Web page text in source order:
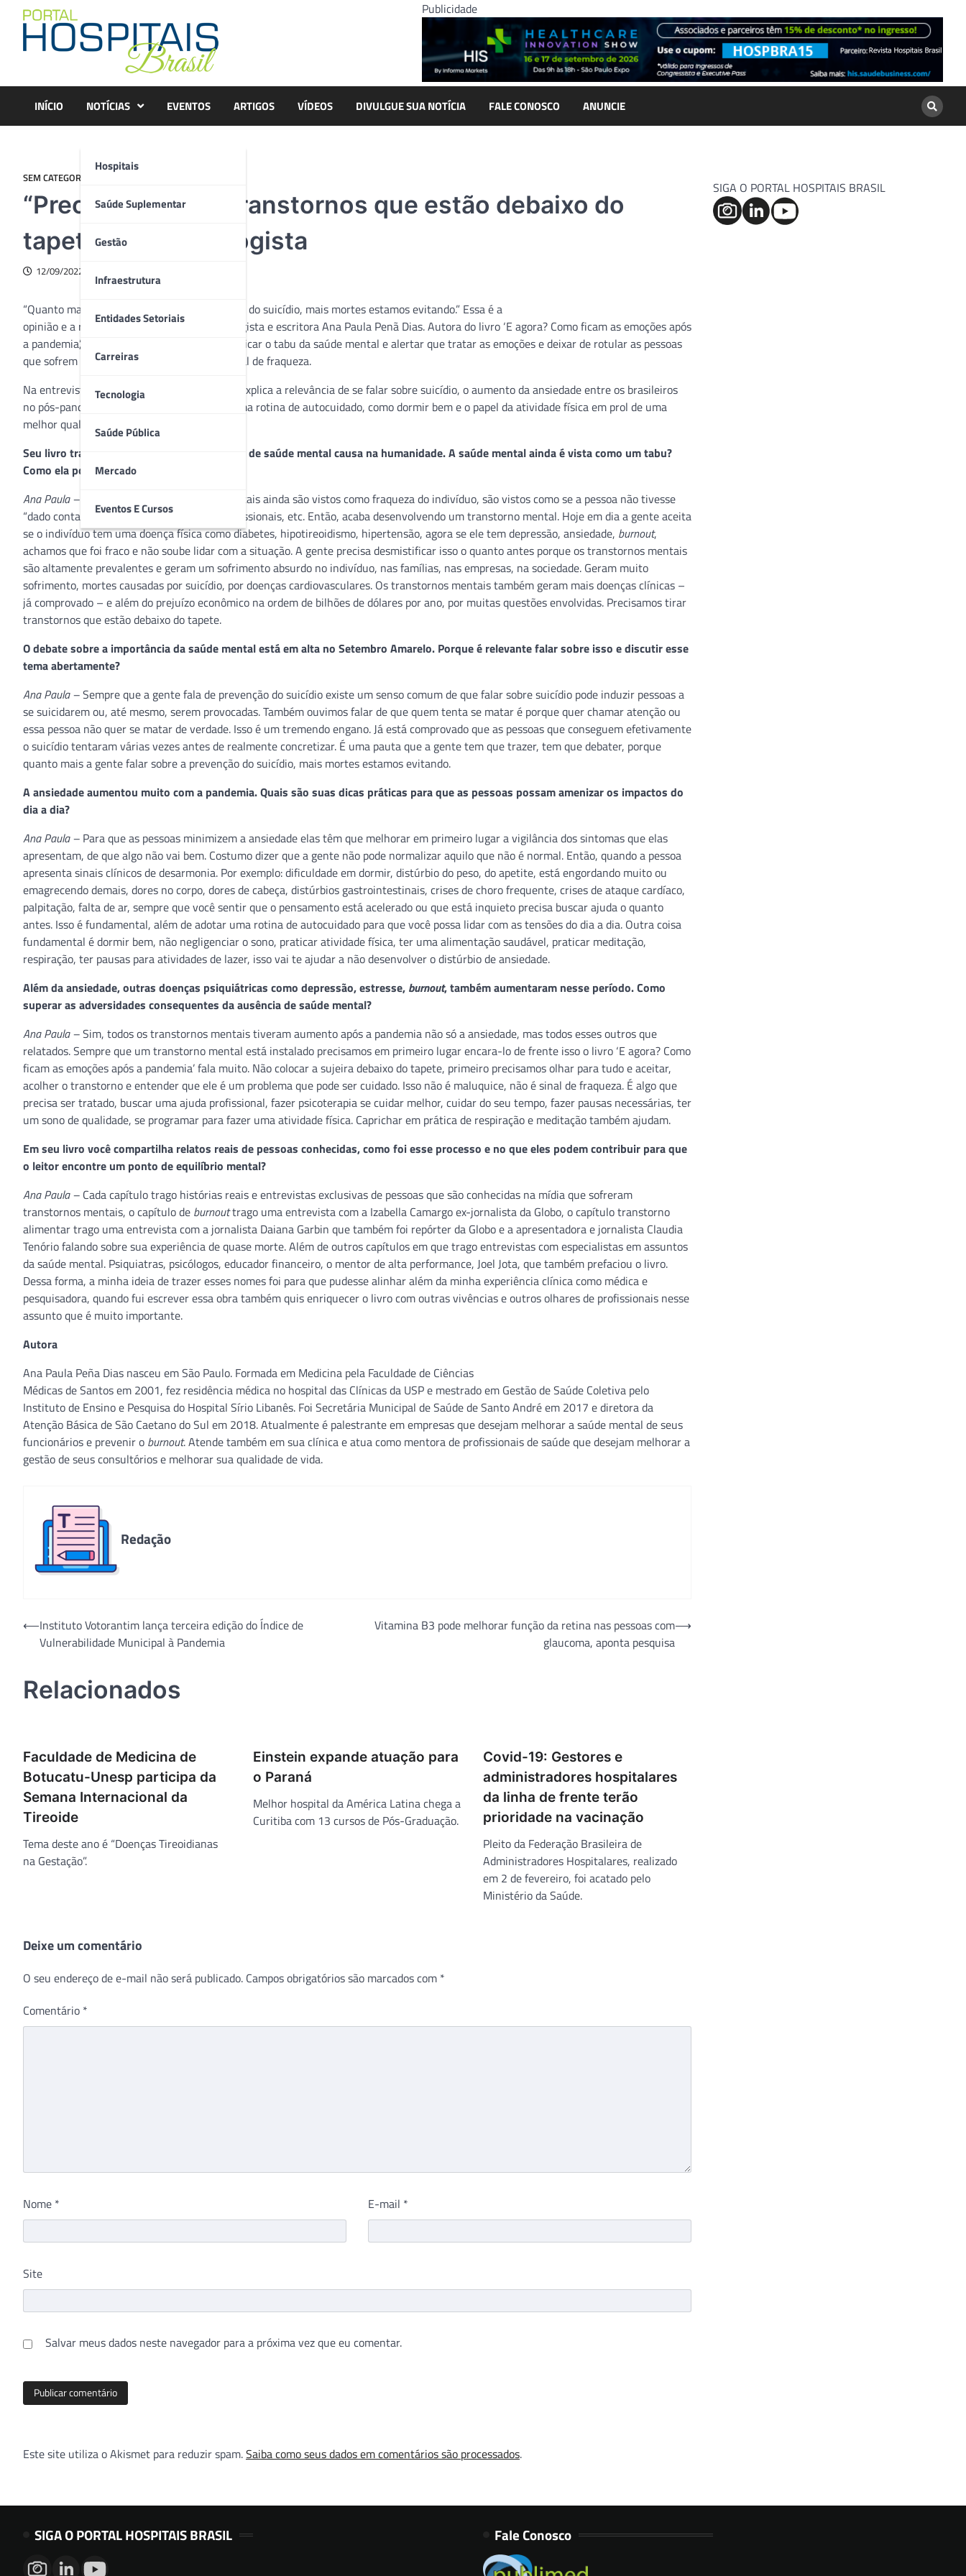
content
Publicidade
INÍCIO NOTÍCIAS
Hospitais
Saúde Suplementar
Gestão
Infraestrutura
Entidades Setoriais
Carreiras
Tecnologia
Saúde Pública
Mercado
Eventos E Cursos
EVENTOS ARTIGOS VÍDEOS DIVULGUE SUA NOTÍCIA FALE CONOSCO ANUNCIE
SEM CATEGORIA
“Precisamos tirar transtornos que estão debaixo do
tapete”, diz neurologista
12/09/2022
“Quanto mais a gente falar sobre a prevenção do suicídio, mais mortes estamos evitando.” Essa é a
opinião e a recomendação da médica neurologista e escritora Ana Paula Penã Dias. Autora do livro ‘E agora? Como ficam as emoções após
a pandemia’, a especialista pretende desmistificar o tabu da saúde mental e alertar que tratar as emoções e deixar de rotular as pessoas
que sofrem de transtornos mentais como sinal de fraqueza.
Na entrevista a seguir, Ana Paula Penã Dias explica a relevância de se falar sobre suicídio, o aumento da ansiedade entre os brasileiros
no pós-pandemia, a importância de adotar uma rotina de autocuidado, como dormir bem e o papel da atividade física em prol de uma
melhor qualidade de vida. Confira:
Seu livro trata sobre os prejuízos que a falta de saúde mental causa na huma­nidade. A saúde mental ainda é vista como um tabu?
Como ela pode ser desmistificada?
Ana Paula – Infelizmente os transtornos mentais ainda são vistos como fraqueza do indivíduo, são vistos como se a pessoa não tivesse
“dado conta” de suas questões pessoais, profissionais, etc. Então, acaba desenvolvendo um transtorno mental. Hoje em dia a gente aceita
se o indivíduo tem uma doença física como diabetes, hipotireoidismo, hipertensão, agora se ele tem depressão, ansiedade, burnout,
achamos que foi fraco e não soube lidar com a situação. A gente precisa desmistificar isso o quanto antes porque os transtornos mentais
são altamente prevalentes e geram um sofrimento absurdo no indivíduo, nas famílias, nas empresas, na sociedade. Geram muito
sofrimento, mortes causadas por suicídio, por doenças cardiovasculares. Os transtornos mentais também geram mais doenças clínicas –
já comprovado – e além do prejuízo econômico na ordem de bilhões de dólares por ano, por muitas questões envolvidas. Precisamos tirar
transtornos que estão debaixo do tapete.
O debate sobre a importância da saúde mental está em alta no Setembro Amarelo. Porque é relevante falar sobre isso e discutir esse
tema abertamente?
Ana Paula –Sempre que a gente fala de prevenção do suicídio existe um senso comum de que falar sobre suicídio pode induzir pessoas a
se suicidarem ou, até mesmo, serem provocadas. Também ouvimos falar de que quem tenta se matar é porque quer chamar atenção ou
essa pessoa não quer se matar de verdade. Isso é um tremendo engano. Já está comprovado que as pessoas que conseguem efetivamente
o suicídio tentaram várias vezes antes de realmente concretizar. É uma pauta que a gente tem que trazer, tem que debater, porque
quanto mais a gente falar sobre a prevenção do suicídio, mais mortes estamos evitando.
A ansiedade aumentou muito com a pandemia. Quais são suas dicas práticas para que as pessoas possam amenizar os impactos do
dia a dia?
Ana Paula – Para que as pessoas minimizem a ansiedade elas têm que melhorar em primeiro lugar a vigilância dos sintomas que elas
apresentam, de que algo não vai bem. Costumo dizer que a gente não pode normalizar aquilo que não é normal. Então, quando a pessoa
apresenta sinais clínicos de desarmonia. Por exemplo: dificuldade em dormir, distúrbio do peso, do apetite, está engordando muito ou
emagrecendo demais, dores no corpo, dores de cabeça, distúrbios gastrointestinais, crises de choro frequente, crises de ataque cardíaco,
palpitação, falta de ar, sempre que você sentir que o pensamento está acelerado ou que está inquieto precisa buscar ajuda o quanto
antes. Isso é fundamental, além de adotar uma rotina de autocuidado para que você possa lidar com as tensões do dia a dia. Outra coisa
fundamental é dormir bem, não negligenciar o sono, praticar atividade física, ter uma alimentação saudável, praticar meditação,
respiração, ter pausas para atividades de lazer, isso vai te ajudar a não desenvolver o distúrbio de ansiedade.
Além da ansiedade, outras doenças psiquiátricas como depressão, estresse, burnout, também aumentaram nesse período. Como
superar as adversidades consequentes da ausência de saúde mental?
Ana Paula –Sim, todos os transtornos mentais tiveram aumento após a pandemia não só a ansiedade, mas todos esses outros que
relatados. Sempre que um transtorno mental está instalado precisamos em primeiro lugar encara-lo de frente isso o livro ‘E agora? Como
ficam as emoções após a pandemia’ fala muito. Não colocar a sujeira debaixo do tapete, primeiro precisamos olhar para tudo e aceitar,
acolher o transtorno e entender que ele é um problema que pode ser cuidado. Isso não é maluquice, não é sinal de fraqueza. É algo que
precisa ser tratado, buscar uma ajuda profissional, fazer psicoterapia se cuidar melhor, cuidar do seu tempo, fazer pausas necessárias, ter
um sono de qualidade, se programar para fazer uma atividade física. Caprichar em prática de respiração e meditação também ajudam.
Em seu livro você compartilha relatos reais de pessoas conhecidas, como foi esse processo e no que eles podem contribuir para que
o leitor encontre um ponto de equilíbrio mental?
Ana Paula – Cada capítulo trago histórias reais e entrevistas exclusivas de pessoas que são conhecidas na mídia que sofreram
transtornos mentais, o capítulo de burnouttrago uma entrevista com a Izabella Camargo ex-jornalista da Globo, o capítulo transtorno
alimentar trago uma entrevista com a jornalista Daiana Garbin que também foi repórter da Globo e a apresentadora e jornalista Claudia
Tenório falando sobre sua experiência de quase morte. Além de outros capítulos em que trago entrevistas com especialistas em assuntos
da saúde mental. Psiquiatras, psicólogos, educador financeiro, o mentor de alta performance, Joel Jota, que também prefaciou o livro.
Dessa forma, a minha ideia de trazer esses nomes foi para que pudesse alinhar além da minha experiência clínica como médica e
pesquisadora, quando fui escrever essa obra também quis enriquecer o livro com outras vivências e outros olhares de profissionais nesse
assunto que é muito importante.
Autora
Ana Paula Peña Dias nasceu em São Paulo. Formada em Medicina pela Faculdade de Ciências
Médicas de Santos em 2001, fez residência médica no hospital das Clínicas da USP e mestrado em Gestão de Saúde Coletiva pelo
Instituto de Ensino e Pesquisa do Hospital Sírio Libanês. Foi Secretária Municipal de Saúde de Santo André em 2017 e diretora da
Atenção Básica de São Caetano do Sul em 2018. Atualmente é palestrante em empresas que desejam melhorar a saúde mental de seus
funcionários e prevenir o burnout. Atende também em sua clínica e atua como mentora de profissionais de saúde que desejam melhorar a
gestão de seus consultórios e melhorar sua qualidade de vida.
Redação
Navegação
⟵Instituto Votorantim lança terceira edição do Índice de
Vulnerabilidade Municipal à Pandemia
Vitamina B3 pode melhorar função da retina nas pessoas com
glaucoma, aponta pesquisa
⟶
Relacionados
Faculdade de Medicina de
Botucatu-Unesp participa da
Semana Internacional da
Tireoide
Tema deste ano é “Doenças Tireoidianas
na Gestação”.
Einstein expande atuação para
o Paraná
Melhor hospital da América Latina chega a
Curitiba com 13 cursos de Pós-Graduação.
Covid-19: Gestores e
administradores hospitalares
da linha de frente terão
prioridade na vacinação
Pleito da Federação Brasileira de
Administradores Hospitalares, realizado
em 2 de fevereiro, foi acatado pelo
Ministério da Saúde.
Deixe um comentário
O seu endereço de e-mail não será publicado. Campos obrigatórios são marcados com *
Comentário *
Nome * E-mail *
Site
Salvar meus dados neste navegador para a próxima vez que eu comentar.
Este site utiliza o Akismet para reduzir spam.Saiba como seus dados em comentários são processados.
SIGA O PORTAL HOSPITAIS BRASIL
SIGA O PORTAL HOSPITAIS BRASIL Fale Conosco